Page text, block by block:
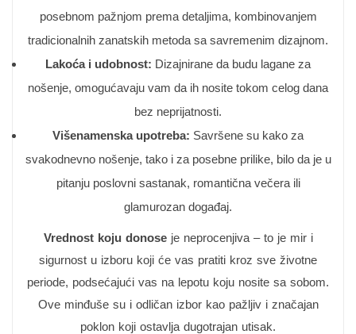
posebnom pažnjom prema detaljima, kombinovanjem
tradicionalnih zanatskih metoda sa savremenim dizajnom.
Lakoća i udobnost: Dizajnirane da budu lagane za
nošenje, omogućavaju vam da ih nosite tokom celog dana
bez neprijatnosti.
Višenamenska upotreba: Savršene su kako za
svakodnevno nošenje, tako i za posebne prilike, bilo da je u
pitanju poslovni sastanak, romantična večera ili
glamurozan događaj.
Vrednost koju donoseje neprocenjiva – to je mir i
sigurnost u izboru koji će vas pratiti kroz sve životne
periode, podsećajući vas na lepotu koju nosite sa sobom.
Ove minđuše su i odličan izbor kao pažljiv i značajan
poklon koji ostavlja dugotrajan utisak.